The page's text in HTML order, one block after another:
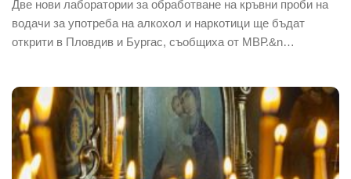
Две нови лаборатории за обработване на кръвни проби на
водачи за употреба на алкохол и наркотици ще бъдат
открити в Пловдив и Бургас, съобщиха от МВР.&n…